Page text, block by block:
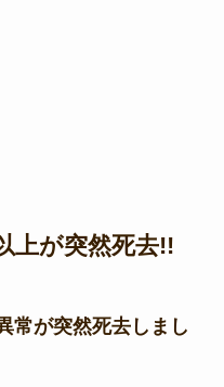
上が突然死去!!
常が突然死去しまし